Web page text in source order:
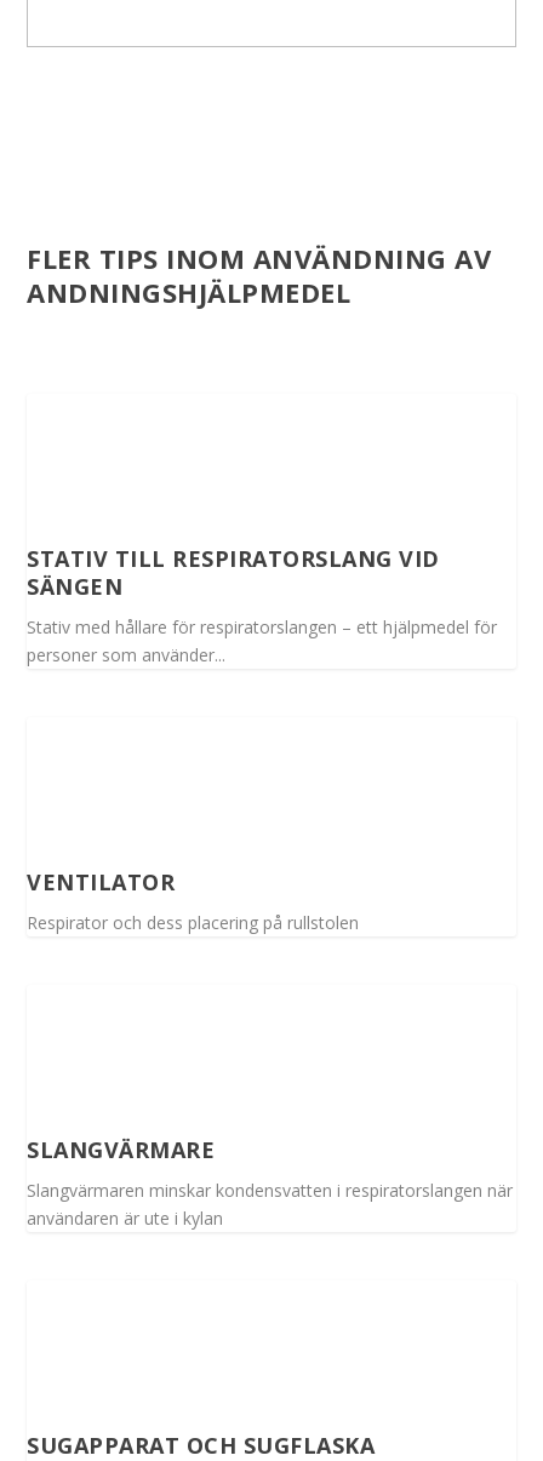
FLER TIPS INOM ANVÄNDNING AV
ANDNINGSHJÄLPMEDEL
STATIV TILL RESPIRATORSLANG VID
SÄNGEN
Stativ med hållare för respiratorslangen – ett hjälpmedel för
personer som använder...
VENTILATOR
Respirator och dess placering på rullstolen
SLANGVÄRMARE
Slangvärmaren minskar kondensvatten i respiratorslangen när
användaren är ute i kylan
SUGAPPARAT OCH SUGFLASKA